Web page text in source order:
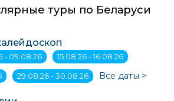
туры по Беларуси
- 09.08.26 15.08.26 - 16.08.26
29.08.26 - 30.08.26 Все даты >